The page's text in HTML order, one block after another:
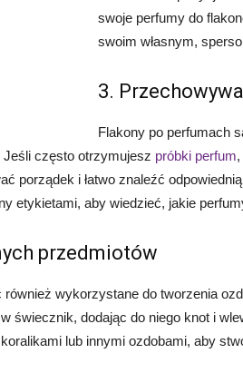
swoje perfumy do
swoim własnym,
3.
Flakony po perfumach
często otrzymujesz próbki perfum
porządek i łatwo znaleźć
etykietami, aby wiedzieć, jakie
przedmiotów
wykorzystane do tworzenia
świecznik, dodając do niego knot i
lub innymi ozdobami, aby